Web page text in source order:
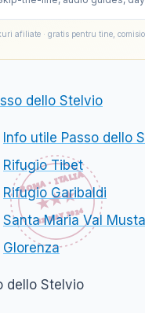
afiliate · gratis pentru tine,
dello Stelvio
Info utile Passo dello
Rifugio Tibet
Rifugio Garibaldi
Santa Maria Val
Glorenza
dello Stelvio